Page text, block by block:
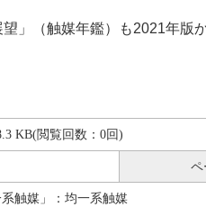
」（触媒年鑑）も2021年
KB(閲覧回数：0回)
ペ
触媒」：均一系触媒